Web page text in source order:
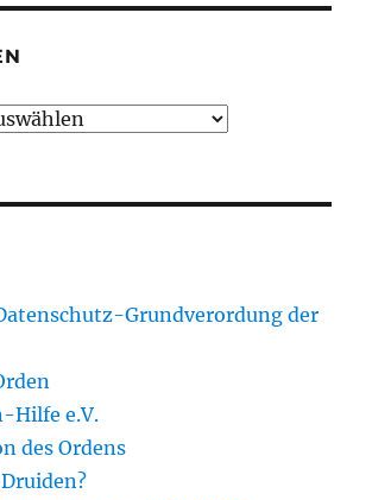
Grundverordung der
Hilfe e.V.
des Ordens